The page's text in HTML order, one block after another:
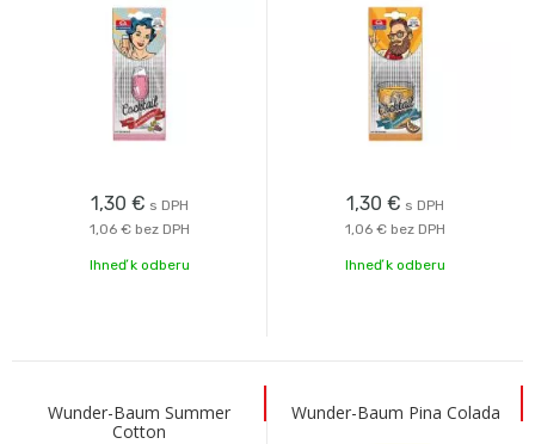
1,30 € s DPH
1,06 € bez DPH
Ihneď k odberu
1,30 € s DPH
1,06 € bez DPH
Ihneď k odberu
Wunder-Baum Summer
Cotton
Wunder-Baum Pina Colada